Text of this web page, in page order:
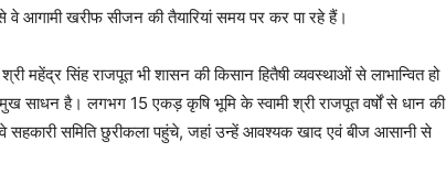
आगामी खरीफ सीजन की तैयारियां समय पर कर पा रहे हैं।
महेंद्र सिंह राजपूत भी शासन की किसान हितैषी व्यवस्थाओं से लाभान्वित हो
साधन है। लगभग 15 एकड़ कृषि भूमि के स्वामी श्री राजपूत वर्षों से धान की
समिति छुरीकला पहुंचे, जहां उन्हें आवश्यक खाद एवं बीज आसानी से